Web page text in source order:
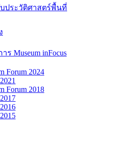
ประวัติศาสตร์พื้นที่
ร Museum inFocus
Forum 2024
Forum 2018